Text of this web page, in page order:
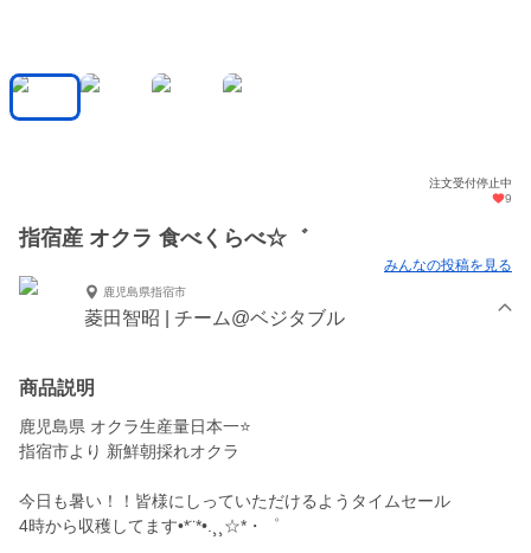
注文受付停止中
9
指宿産 オクラ 食べくらべ☆゛
みんなの投稿を見る
鹿児島県指宿市
菱田智昭 | チーム@ベジタブル
商品説明
鹿児島県 オクラ生産量日本一⭐️
指宿市より 新鮮朝採れオクラ
今日も暑い！！皆様にしっていただけるようタイムセール
4時から収穫してます•*¨*•.¸¸☆*・゜